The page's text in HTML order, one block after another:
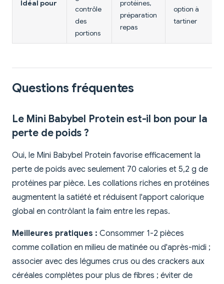
Idéal pour
contrôle
des
portions
protéines,
préparation
repas
option à
tartiner
Questions fréquentes
Le Mini Babybel Protein est-il bon pour la
perte de poids ?
Oui, le Mini Babybel Protein favorise efficacement la
perte de poids avec seulement 70 calories et 5,2 g de
protéines par pièce. Les collations riches en protéines
augmentent la satiété et réduisent l'apport calorique
global en contrôlant la faim entre les repas.
Meilleures pratiques : Consommer 1-2 pièces
comme collation en milieu de matinée ou d'après-midi ;
associer avec des légumes crus ou des crackers aux
céréales complètes pour plus de fibres ; éviter de